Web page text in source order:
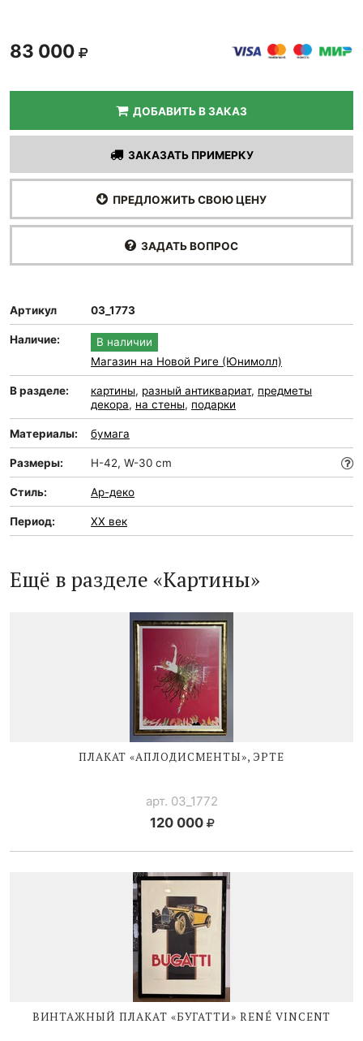
83 000
ДОБАВИТЬ В ЗАКАЗ
ЗАКАЗАТЬ ПРИМЕРКУ
ПРЕДЛОЖИТЬ СВОЮ ЦЕНУ
ЗАДАТЬ ВОПРОС
Артикул 03_1773
Наличие:
В наличии
Магазин на Новой Риге (Юнимолл)
В разделе: картины, разный антиквариат, предметы
декора, на стены, подарки
Материалы: бумага
Размеры: H-42, W-30 cm
Стиль: Ар-деко
Период: XX век
Ещё в разделе «Картины»
ПЛАКАТ «АПЛОДИСМЕНТЫ», ЭРТЕ
арт. 03_1772
120 000
ВИНТАЖНЫЙ ПЛАКАТ «БУГАТТИ»RENÉ VINCENT